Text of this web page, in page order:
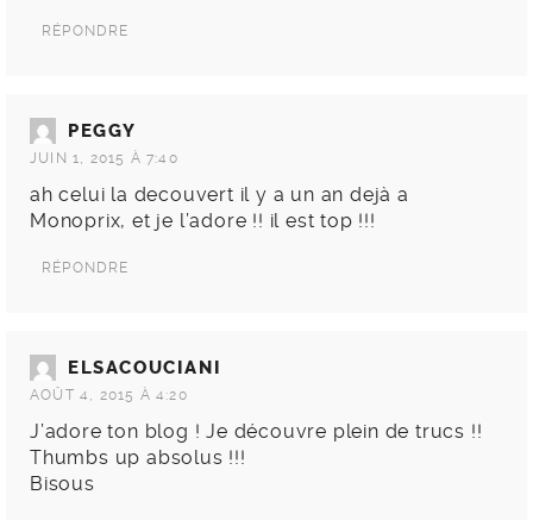
RÉPONDRE
PEGGY
JUIN 1, 2015 À 7:40
ah celui la decouvert il y a un an dejà a
Monoprix, et je l’adore !! il est top !!!
RÉPONDRE
ELSACOUCIANI
AOÛT 4, 2015 À 4:20
J’adore ton blog ! Je découvre plein de trucs !!
Thumbs up absolus !!!
Bisous